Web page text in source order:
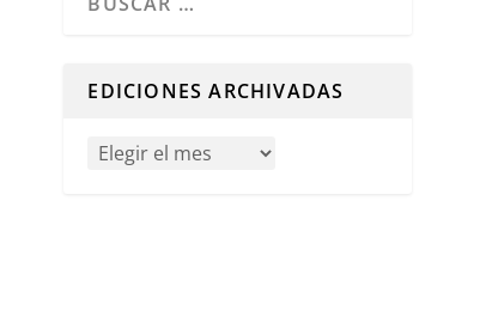
EDICIONES ARCHIVADAS